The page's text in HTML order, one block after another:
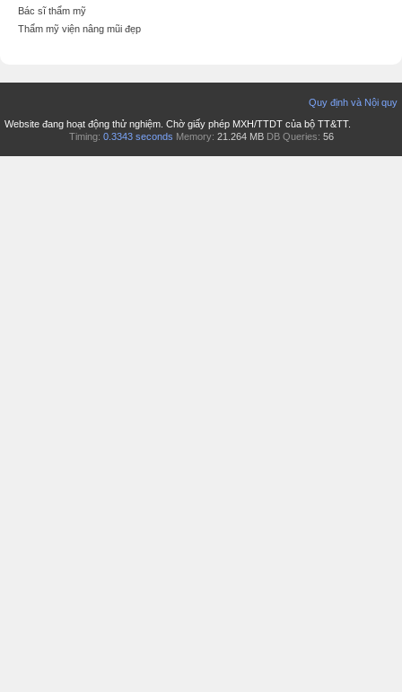
Bác sĩ thẩm mỹ
Thẩm mỹ viện nâng mũi đẹp
Quy định và Nội quy
Website đang hoạt động thử nghiệm. Chờ giấy phép MXH/TTDT của bộ TT&TT.
Timing: 0.3343 seconds Memory: 21.264 MB DB Queries: 56